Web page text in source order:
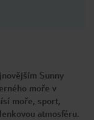
Sunny
moře v
moře, sport,
atmosféru.